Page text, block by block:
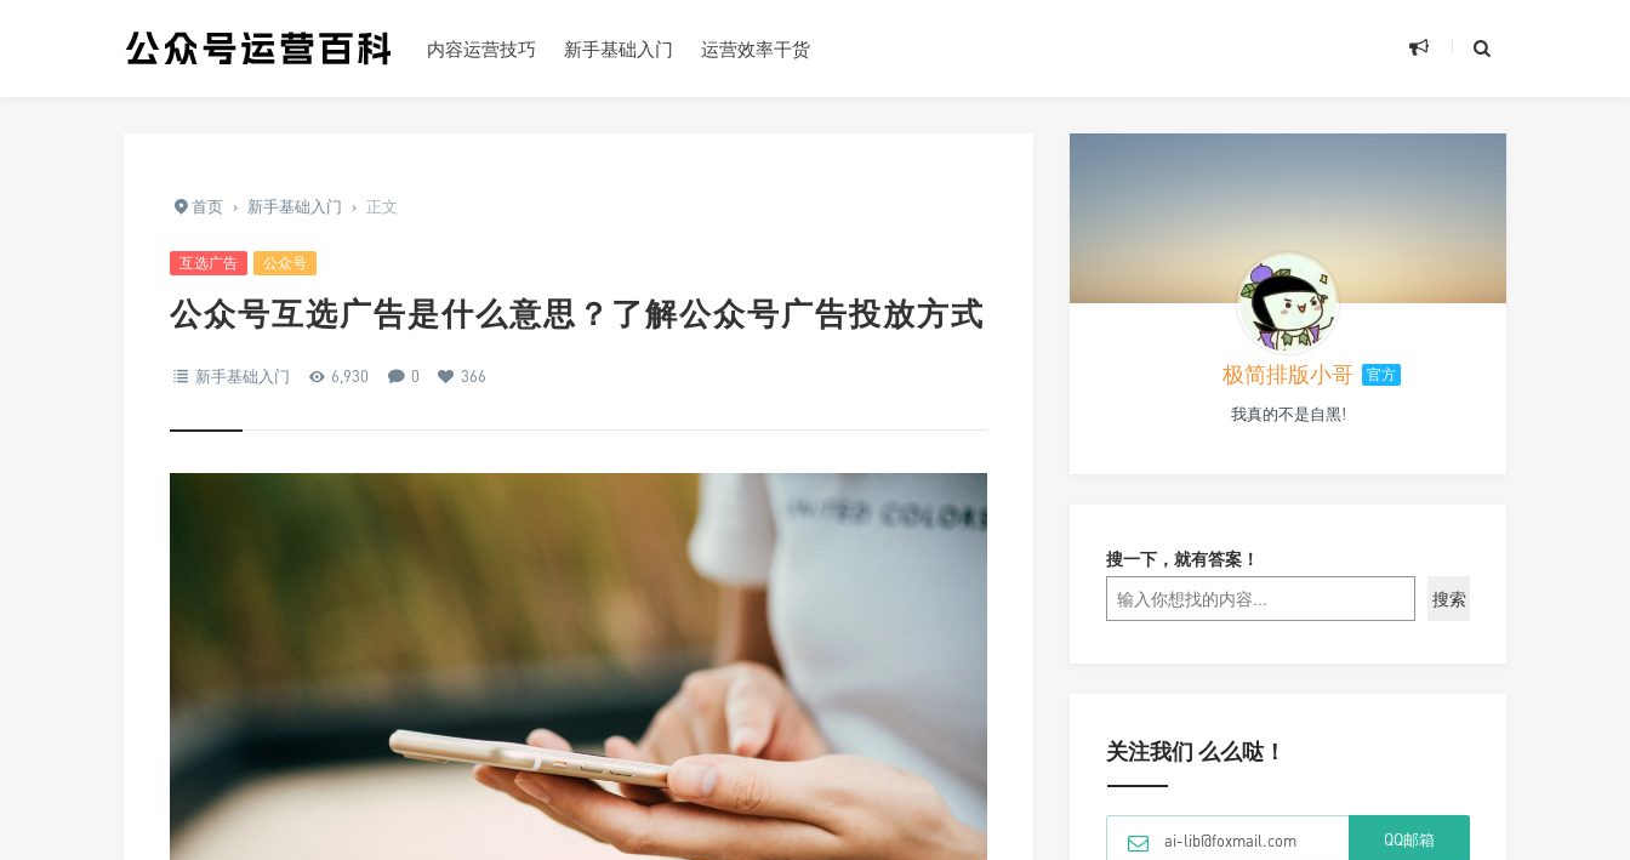
内容运营技巧 新手基础入门 运营效率干货
首页 › 新手基础入门 › 正文
互选广告 公众号
公众号互选广告是什么意思？了解公众号广告投放方式
新手基础入门 6,930 0 366 极简排版小哥 官方
我真的不是自黑!
搜一下，就有答案！
搜索
关注我们 么么哒！
ai-lib@foxmail.com QQ邮箱